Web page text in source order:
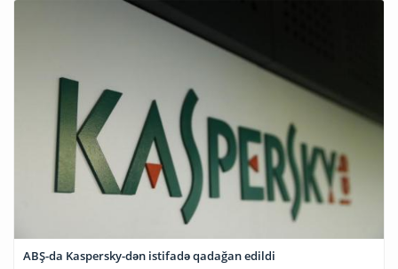
ABŞ-da Kaspersky-dən istifadə qadağan edildi